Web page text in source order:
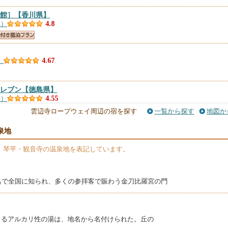
］ 【香川県】
4.8
4.67
ブン 【徳島県】
4.55
いれぶん２
・讃岐観音寺店
雲辺寺ロープウェイ周辺の宿を探す 一覧から探す 地図か
地
平・観音寺の温泉地を表記しています。
で全国に知られ、多くの参拝客で賑わう金刀比羅宮の門
アルカリ性の湯は、地名から名付けられた。丘の